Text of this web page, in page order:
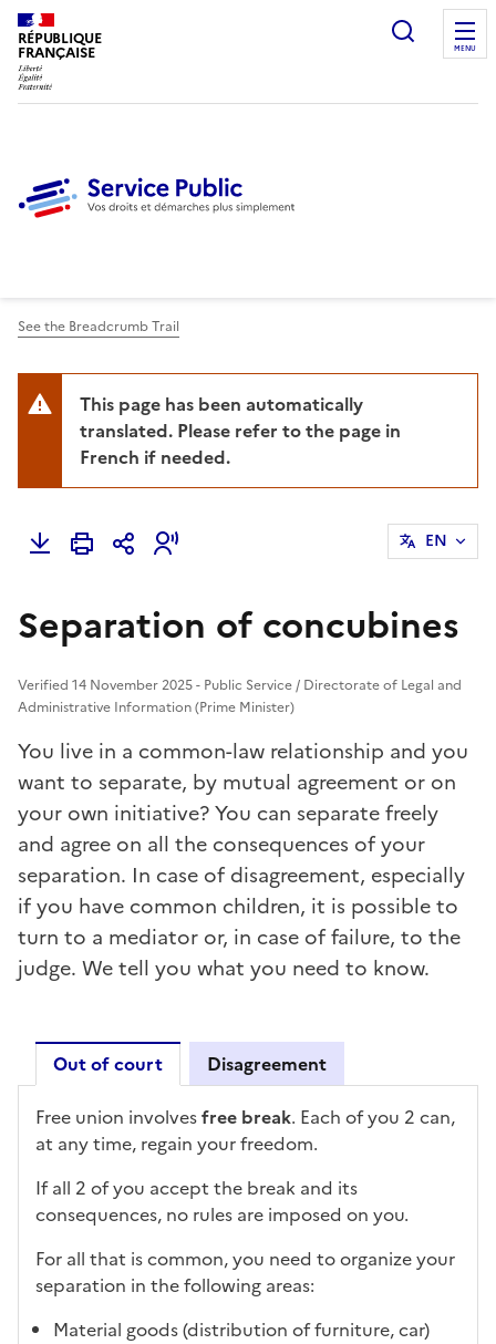
RÉPUBLIQUE
FRANÇAISE
Ouvrir
MENU
See the Breadcrumb Trail
This page has been automatically
translated. Please refer to the page in
French if needed.
EN
Separation of concubines
Verified 14 November 2025 - Public Service / Directorate of Legal and
Administrative Information (Prime Minister)
You live in a common-law relationship and you
want to separate, by mutual agreement or on
your own initiative? You can separate freely
and agree on all the consequences of your
separation. In case of disagreement, especially
if you have common children, it is possible to
turn to a mediator or, in case of failure, to the
judge. We tell you what you need to know.
Out of court Disagreement
Out of court
Free union involvesfree break. Each of you 2 can,
at any time, regain your freedom.
If all 2 of you accept the break and its
consequences, no rules are imposed on you.
For all that is common, you need to organize your
separation in the following areas:
Material goods (distribution of furniture, car)